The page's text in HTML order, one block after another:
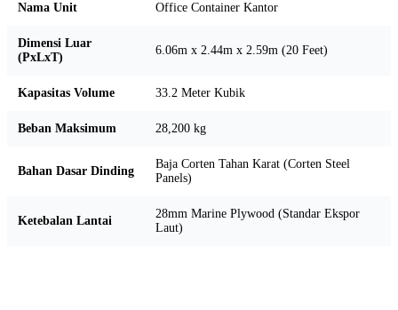
Nama Unit Office Container Kantor
Dimensi Luar
(PxLxT)
6.06m x 2.44m x 2.59m (20 Feet)
Kapasitas Volume 33.2 Meter Kubik
Beban Maksimum 28,200 kg
Bahan Dasar Dinding
Baja Corten Tahan Karat (Corten Steel
Panels)
Ketebalan Lantai
28mm Marine Plywood (Standar Ekspor
Laut)